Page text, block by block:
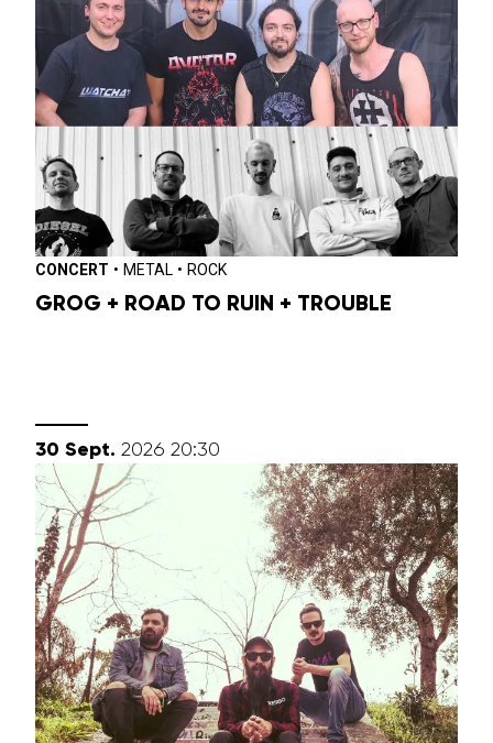
CONCERT • METAL • ROCK
GROG + ROAD TO RUIN + TROUBLE
30 septembre
Sept. 2026 20:30